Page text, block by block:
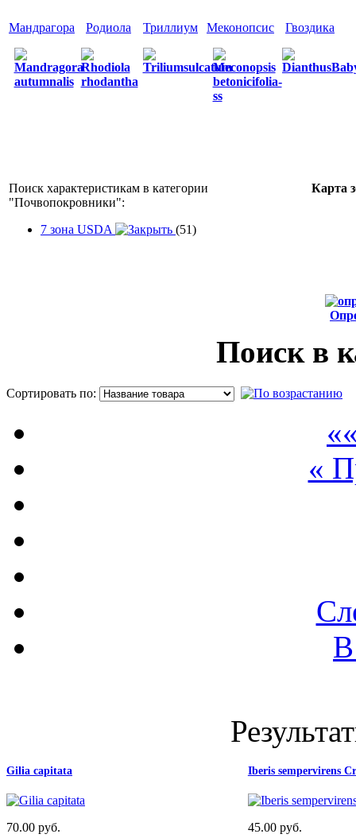
Мандрагора Родиола Триллиум Меконопсис Гвоздика
Поиск характеристикам в категории
"Почвопокровники":
7 зона USDA
(51)
Карта
Поиск в
Сортировать по:
«
Gilia capitata
70.00 руб.
Iberis sempervirens
45.00 руб.